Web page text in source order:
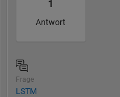
1
Antwort
Frage
LSTM